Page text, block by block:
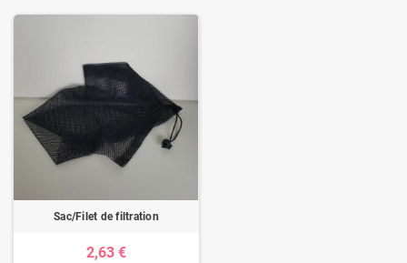
Sac/Filet de filtration
2,63 €